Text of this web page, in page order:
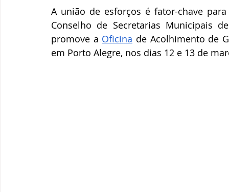
A união de esforços é fator-chave
Conselho de Secretarias Municipais
promove a Oficina de Acolhimento de
em Porto Alegre, nos dias 12 e 13 de